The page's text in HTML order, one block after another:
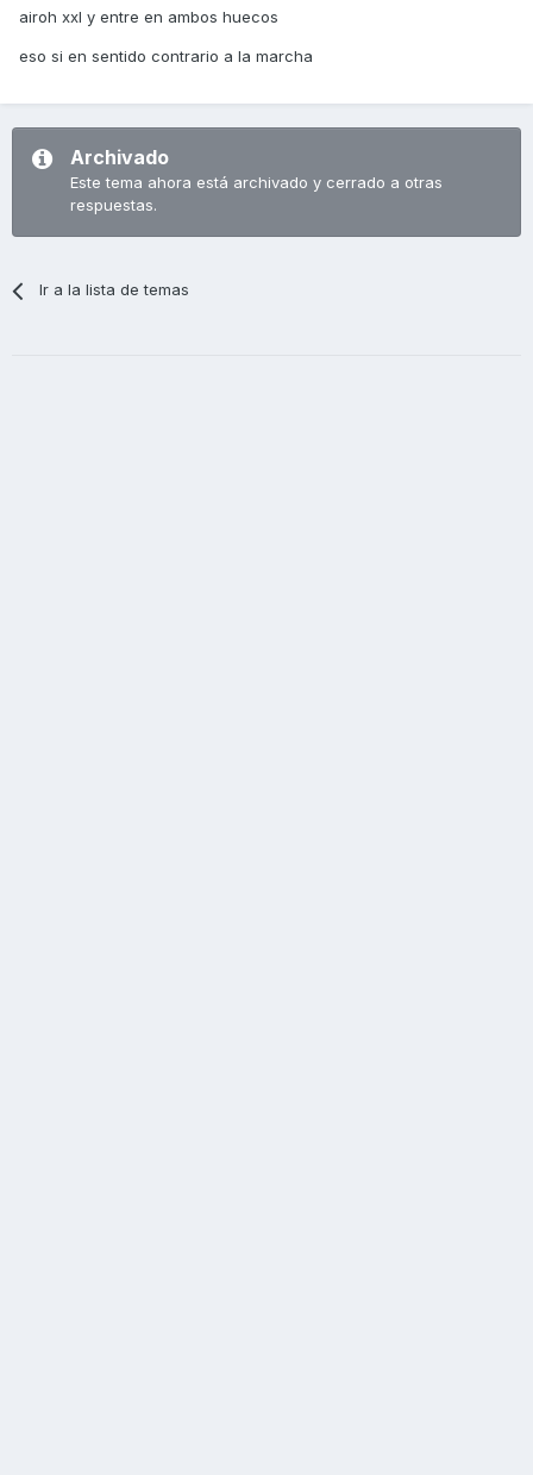
airoh xxl y entre en ambos huecos
eso si en sentido contrario a la marcha
Archivado
Este tema ahora está archivado y cerrado a otras
respuestas.
Ir a la lista de temas